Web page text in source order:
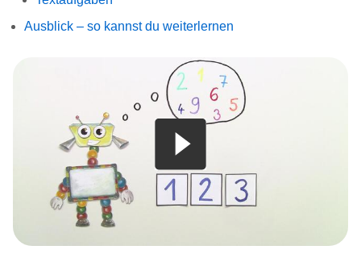
Ausblick – so kannst du weiterlernen